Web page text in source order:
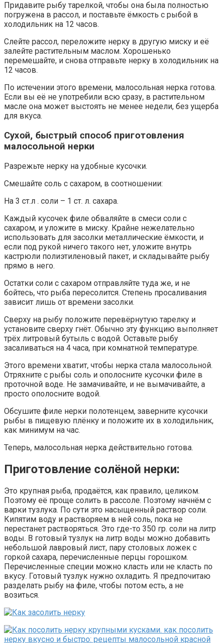
Придавите рыбу тарелкой, чтобы она была полностью
погружена в рассол, и поставьте ёмкость с рыбой в
холодильник на 12 часов.
Слейте рассол, переложите нерку в другую миску и её
залейте растительным маслом. Хорошенько
перемешайте, и снова отправьте нерку в холодильник на
12 часов.
По истечении этого времени, малосольная нерка готова.
Если вы её не употребили всю сразу, в растительном
масле она может выстоять не менее недели, без ущерба
для вкуса.
Сухой, быстрый способ приготовления
малосольной нерки
Разрежьте нерку на удобные кусочки.
Смешайте соль с сахаром, в соотношении:
На 3 ст.л . соли – 1 ст. л. сахара.
Каждый кусочек филе обваляйте в смеси соли с
сахаром, и уложите в миску. Крайне нежелательно
использовать для засолки металлические ёмкости, и
если под рукой ничего такого нет, уложите внутрь
кастрюли полиэтиленовый пакет, и складывайте рыбу
прямо в него.
Остатки соли с сахаром отправляйте туда же, и не
бойтесь, что рыба пересолится. Степень просаливания
зависит лишь от времени засолки.
Сверху на рыбу положите перевёрнутую тарелку и
установите сверху гнёт. Обычно эту функцию выполняет
трёх литровый бутыль с водой. Оставьте рыбу
засаливаться на 4 часа, при комнатной температуре.
Этого времени хватит, чтобы нерка стала малосольной.
Отряхните с рыбы соль и ополосните кусочки филе в
проточной воде. Не замачивайте, и не вымачивайте, а
просто ополосните водой.
Обсушите филе нерки полотенцем, заверните кусочки
рыбы в пищевую плёнку и положите их в холодильник,
как минимум на час.
Теперь, малосольная нерка действительно готова.
Приготовление солёной нерки:
Это крупная рыба, продаётся, как правило, целиком.
Поэтому её проще солить в рассоле. Поэтому начнём с
варки тузлука. По сути это насыщенный раствор соли.
Кипятим воду и растворяем в ней соль, пока не
перестанет растворяться. Это где-то 350 гр. соли на литр
воды. В готовый тузлук на литр воды можно добавить
небольшой лавровый лист, пару столовых ложек с
горкой сахара, перечисленные перцы горошком.
Перечисленные специи можно класть или не класть по
вкусу. Готовый тузлук нужно охладить. Я предпочитаю
разделать рыбу на филе, чтобы потом есть, а не
возиться.